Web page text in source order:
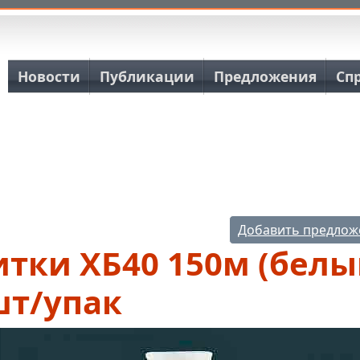
Основная навигация
Новости Публикации Предложения
Добавить
ХБ40 150м
упак